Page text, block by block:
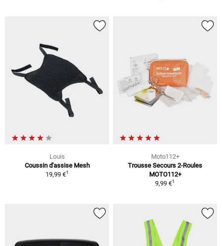
Louis
Coussin d'assise Mesh
19,99 €1
Moto112+
Trousse Secours 2-Roules
MOTO112+
9,99 €1